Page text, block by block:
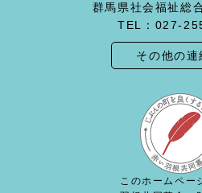
群馬県社会福祉総
TEL：027-
その他の連
このホームペー